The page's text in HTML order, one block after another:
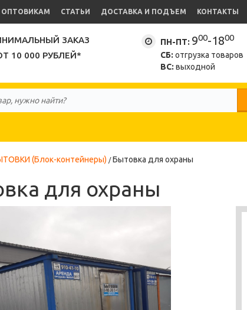
ОПТОВИКАМ СТАТЬИ ДОСТАВКА И ПОДЪЕМ КОНТАКТЫ
ЗАКАЗ
10 000 РУБЛЕЙ*
ПН-ПТ: 900-1800
СБ: отгрузка товаров
ВС: выходной
(Блок-контейнеры) Бытовка для охраны
для охраны